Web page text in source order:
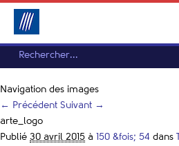
Navigation des images
← Précédent Suivant →
arte_logo
Publié 30 avril 2015 à 150 &fois; 54 dans